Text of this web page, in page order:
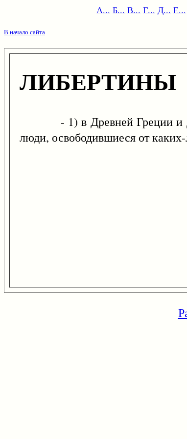
А... Б... В... Г... Д... Е...
В начало сайта
ЛИБЕРТИНЫ
- 1) в Древней Греции и
люди, освободившиеся от